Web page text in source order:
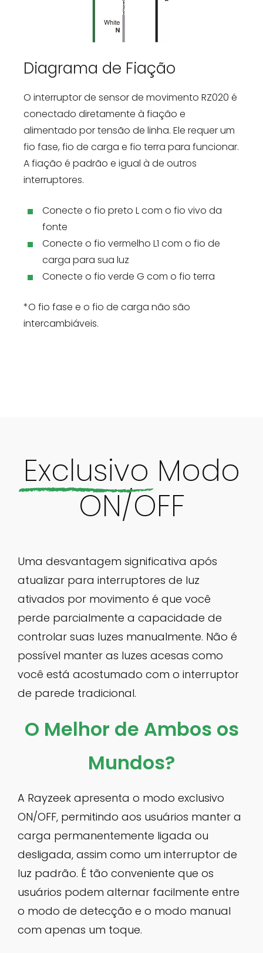
Diagrama de Fiação
O interruptor de sensor de movimento RZ020 é
conectado diretamente à fiação e
alimentado por tensão de linha. Ele requer um
fio fase, fio de carga e fio terra para funcionar.
A fiação é padrão e igual à de outros
interruptores.
Conecte o fio preto L com o fio vivo da
fonte
Conecte o fio vermelho L1 com o fio de
carga para sua luz
Conecte o fio verde G com o fio terra
*O fio fase e o fio de carga não são
intercambiáveis.
Exclusivo Modo
ON/OFF
Uma desvantagem significativa após
atualizar para interruptores de luz
ativados por movimento é que você
perde parcialmente a capacidade de
controlar suas luzes manualmente. Não é
possível manter as luzes acesas como
você está acostumado com o interruptor
de parede tradicional.
O Melhor de Ambos os
Mundos?
A Rayzeek apresenta o modo exclusivo
ON/OFF, permitindo aos usuários manter a
carga permanentemente ligada ou
desligada, assim como um interruptor de
luz padrão. É tão conveniente que os
usuários podem alternar facilmente entre
o modo de detecção e o modo manual
com apenas um toque.